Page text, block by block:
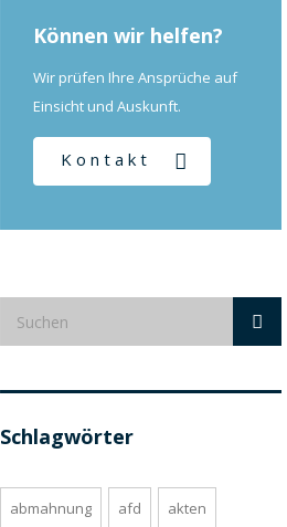
Können wir helfen?
Wir prüfen Ihre Ansprüche auf
Einsicht und Auskunft.
Kontakt
Schlagwörter
abmahnung afd akten